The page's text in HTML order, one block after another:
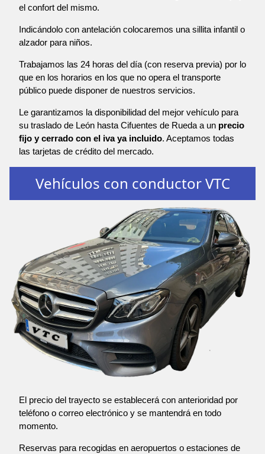
el confort del mismo.
Indicándolo con antelación colocaremos una sillita infantil o
alzador para niños.
Trabajamos las 24 horas del día (con reserva previa) por lo
que en los horarios en los que no opera el transporte
público puede disponer de nuestros servicios.
Le garantizamos la disponibilidad del mejor vehículo para
su traslado de León hasta Cifuentes de Rueda a un precio
fijo y cerrado con el iva ya incluido. Aceptamos todas
las tarjetas de crédito del mercado.
Vehículos con conductor VTC
El precio del trayecto se establecerá con anterioridad por
teléfono o correo electrónico y se mantendrá en todo
momento.
Reservas para recogidas en aeropuertos o estaciones de